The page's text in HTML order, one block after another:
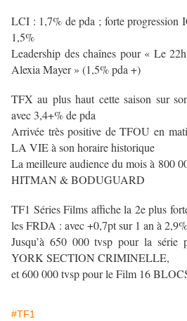
LCI : 1,7% de pda ; forte progression
1,5%
Leadership des chaînes pour « Le
Alexia Mayer » (1,5% pda +)
TFX au plus haut cette saison sur
avec 3,4+% de pda
Arrivée très positive de TFOU en
LA VIE à son horaire historique
La meilleure audience du mois à 800
HITMAN & BODUGUARD
TF1 Séries Films affiche la 2e plus
les FRDA : avec +0,7pt sur 1 an à
Jusqu’à 650 000 tvsp pour la
YORK SECTION CRIMINELLE,
et 600 000 tvsp pour le Film 16
#TF1